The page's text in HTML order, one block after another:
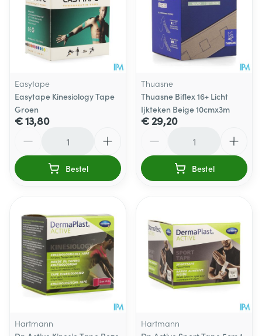
Easytape
Easytape Kinesiology Tape
Groen
€ 13,80
Bestel
Thuasne
Thuasne Biflex 16+ Licht
Ijkteken Beige 10cmx3m
€ 29,20
Bestel
Hartmann
Hartmann